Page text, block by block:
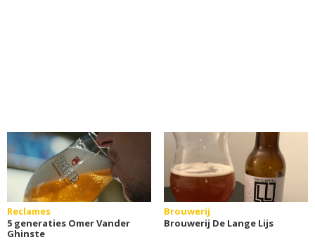
Reclames
5 generaties Omer Vander
Ghinste
Brouwerij
Brouwerij De Lange Lijs